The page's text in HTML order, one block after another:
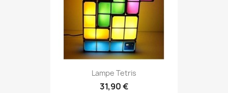
Aperçu rapide
Lampe Tetris
31,90 €